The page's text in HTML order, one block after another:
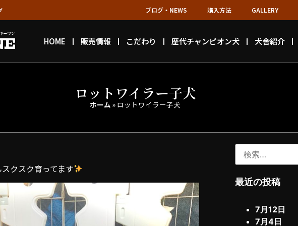
ブログ・NEWS 購入方法 GALLERY
HOME 販売情報 こだわり 歴代チャンピオン犬 犬舎紹介
ロットワイラー子犬
ホーム » ロットワイラー子犬
クスク育ってます
最近の投稿
7月12日
7月4日